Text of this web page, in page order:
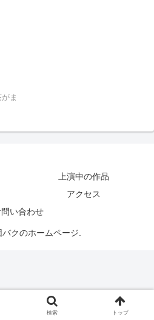
ま
上演中の作品
アクセス
問い合わせ
クのホームページ.
検索 トップ